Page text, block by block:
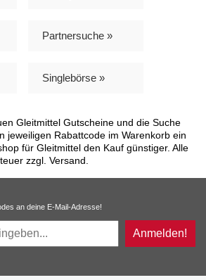
Partnersuche »
Singlebörse »
Gleitmittel Gutscheine und die Suche
jeweiligen Rabattcode im Warenkorb ein
für Gleitmittel den Kauf günstiger. Alle
zzgl. Versand.
an deine E-Mail-Adresse!
Anmelden!